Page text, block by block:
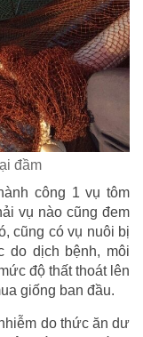
đầm
công 1 vụ tôm
vụ nào cũng đem
cũng có vụ nuôi bị
do dịch bệnh, môi
độ thất thoát lên
giống ban đầu.
do thức ăn dư